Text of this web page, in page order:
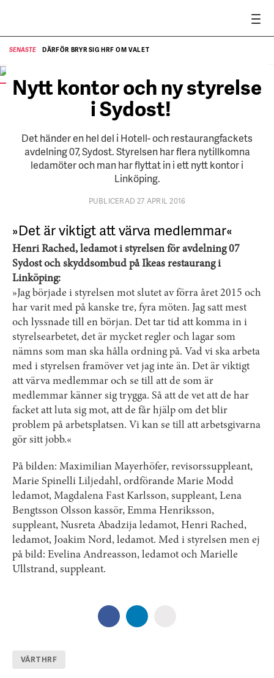
SENASTE DÄRFÖR BRYR SIG HRF OM VALET
Nytt kontor och ny styrelse
i Sydost!
Det händer en hel del i Hotell- och restaurangfackets
avdelning 07, Sydost. Styrelsen har flera nytillkomna
ledamöter och man har flyttat in i ett nytt kontor i
Linköping.
PUBLICERAD 27 APRIL 2016
»Det är viktigt att värva medlemmar«
Henri Rached, ledamot i styrelsen för avdelning 07
Sydost och skyddsombud på Ikeas restaurang i
Linköping:
»Jag började i styrelsen mot slutet av förra året 2015 och
har varit med på kanske tre, fyra möten. Jag satt mest
och lyssnade till en början. Det tar tid att komma in i
styrelsearbetet, det är mycket regler och lagar som
nämns som man ska hålla ordning på. Vad vi ska arbeta
med i styrelsen framöver vet jag inte än. Det är viktigt
att värva medlemmar och se till att de som är
medlemmar känner sig trygga. Så att de vet att de har
facket att luta sig mot, att de får hjälp om det blir
problem på arbetsplatsen. Vi kan se till att arbetsgivarna
gör sitt jobb.«
På bilden: Maximilian Mayerhöfer, revisorssuppleant,
Marie Spinelli Liljedahl, ordförande Marie Modd
ledamot, Magdalena Fast Karlsson, suppleant, Lena
Bengtsson Olsson kassör, Emma Henriksson,
suppleant, Nusreta Abadzija ledamot, Henri Rached,
ledamot, Joakim Nord, ledamot. Med i styrelsen men ej
på bild: Evelina Andreasson, ledamot och Marielle
Ullstrand, suppleant.
VÅRT HRF